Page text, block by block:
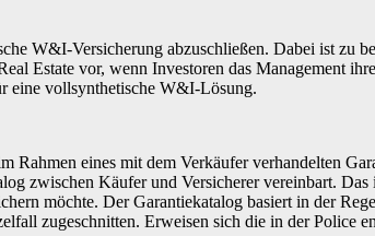
W&I-Versicherung abzuschließen. Dabei ist zu
­Estate vor, wenn Investoren das Management
eine vollsynthetische W&I-­Lösung.
eines mit dem Verkäufer verhandelten
zwischen Käufer und Versicherer vereinbart.
möchte. Der Garantiekatalog basiert in der
zugeschnitten. Erweisen sich die in der Police